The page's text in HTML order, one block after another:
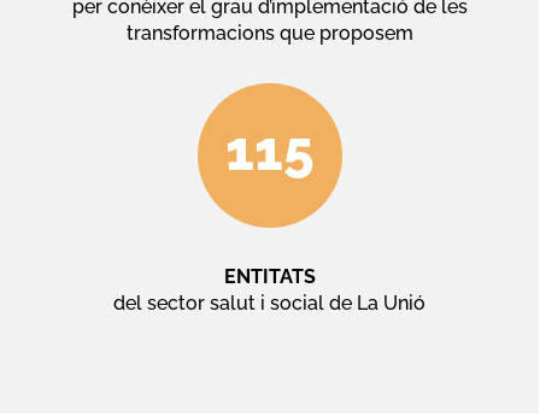
per conèixer el grau d’implementació de les
transformacions que proposem
115
ENTITATS
del sector salut i social de La Unió